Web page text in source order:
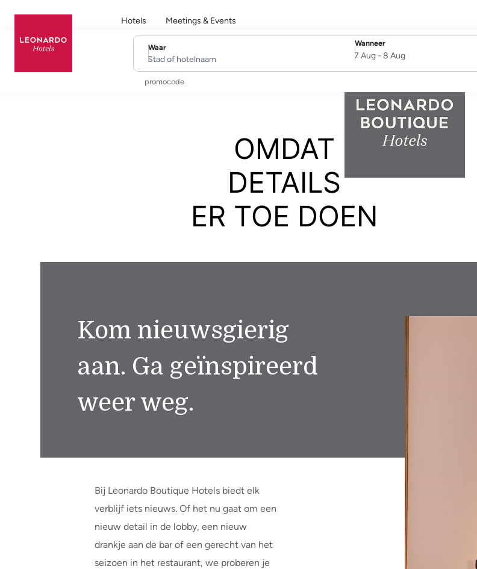
Hotels Meetings & Events
OMDAT
DETAILS
ER TOE DOEN
Waar
Stad of hotelnaam
Wanneer
SelectDate
7 Aug- 8 Aug
promocode
Kom nieuwsgierig
aan. Ga geïnspireerd
weer weg.
Bij Leonardo Boutique Hotels biedt elk
verblijf iets nieuws. Of het nu gaat om een
nieuw detail in de lobby, een nieuw
drankje aan de bar of een gerecht van het
seizoen in het restaurant, we proberen je